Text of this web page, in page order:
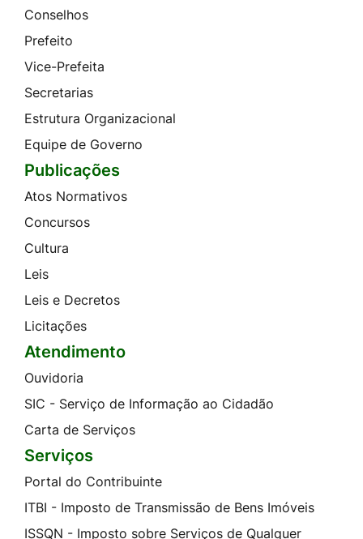
Conselhos
Prefeito
Vice-Prefeita
Secretarias
Estrutura Organizacional
Equipe de Governo
Publicações
Atos Normativos
Concursos
Cultura
Leis
Leis e Decretos
Licitações
Atendimento
Ouvidoria
SIC - Serviço de Informação ao Cidadão
Carta de Serviços
Serviços
Portal do Contribuinte
ITBI - Imposto de Transmissão de Bens Imóveis
ISSQN - Imposto sobre Serviços de Qualquer